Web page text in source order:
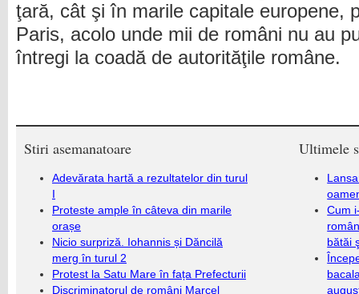
ţară, cât şi în marile capitale europene,
Paris, acolo unde mii de români nu au
întregi la coadă de autorităţile române.
Stiri asemanatoare
Adevărata hartă a rezultatelor din turul
I
Proteste ample în câteva din marile
orașe
Nicio surpriză. Iohannis și Dăncilă
merg în turul 2
Protest la Satu Mare în fața Prefecturii
Discriminatorul de români Marcel
Ultimele
Cum
bătăi